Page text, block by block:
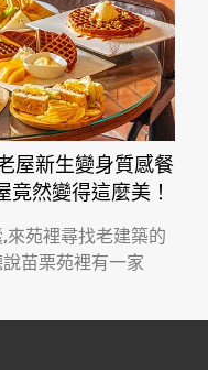
屋新生變身質感餐
然變得這麼美！
來苑裡尋找老建築的
苗栗苑裡有一家